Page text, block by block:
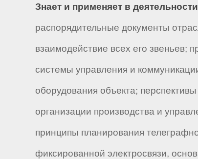
Знает и применяет в
распорядительные документы
взаимодействие всех его звеньев;
системы управления и
оборудования объекта;
организации производства и
принципы планирования
фиксированной электросвязи,